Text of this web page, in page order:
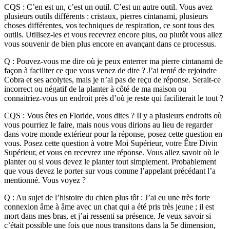
CQS : C’en est un, c’est un outil. C’est un autre outil. Vous avez
plusieurs outils différents : cristaux, pierres cintanami, plusieurs
choses différentes, vos techniques de respiration, ce sont tous des
outils. Utilisez-les et vous recevrez encore plus, ou plutôt vous allez
vous souvenir de bien plus encore en avançant dans ce processus.
Q : Pouvez-vous me dire où je peux enterrer ma pierre cintanami de
façon à faciliter ce que vous venez de dire ? J’ai tenté de rejoindre
Cobra et ses acolytes, mais je n’ai pas de reçu de réponse. Serait-ce
incorrect ou négatif de la planter à côté de ma maison ou
connaitriez-vous un endroit près d’où je reste qui faciliterait le tout ?
CQS : Vous êtes en Floride, vous dites ? Il y a plusieurs endroits où
vous pourriez le faire, mais nous vous dirions au lieu de regarder
dans votre monde extérieur pour la réponse, posez cette question en
vous. Posez cette question à votre Moi Supérieur, votre Être Divin
Supérieur, et vous en recevrez une réponse. Vous allez savoir où le
planter ou si vous devez le planter tout simplement. Probablement
que vous devez le porter sur vous comme l’appelant précédant l’a
mentionné. Vous voyez ?
Q : Au sujet de l’histoire du chien plus tôt : J’ai eu une très forte
connexion âme à âme avec un chat qui a été pris très jeune ; il est
mort dans mes bras, et j’ai ressenti sa présence. Je veux savoir si
c’était possible une fois que nous transitons dans la 5e dimension,